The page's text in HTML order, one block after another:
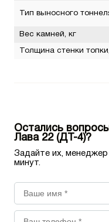
Тип выносного
Вес камней, кг
Толщина стенки
Остались
Лава 22 (ДТ-4)?
Задайте их, менеджер
минут.